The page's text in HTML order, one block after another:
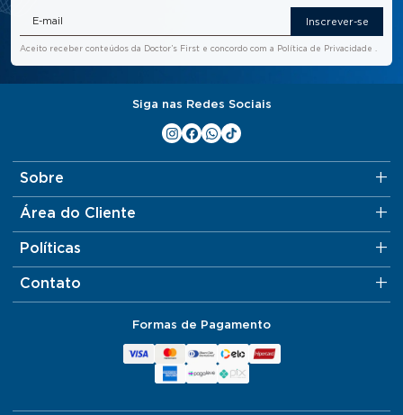
Inscrever-se
Aceito receber conteúdos da Doctor’s First e concordo com a Política de Privacidade .
Siga nas Redes Sociais
Sobre
Área do Cliente
Políticas
Contato
Formas de Pagamento